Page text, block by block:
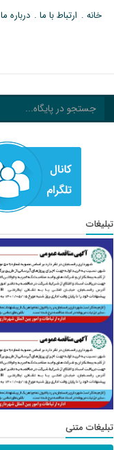
خانه ارتباط با ما درباره ما
تبلیغات
تبلیغات متنی